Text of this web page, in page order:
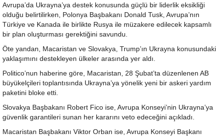
Avrupa’da Ukrayna’ya destek konusunda güçlü bir liderlik eksikliği
olduğu belirtilirken, Polonya Başbakanı Donald Tusk, Avrupa’nın
Türkiye ve Kanada ile birlikte Rusya ile müzakere edilecek kapsamlı
bir plan oluşturması gerektiğini savundu.
Öte yandan, Macaristan ve Slovakya, Trump’ın Ukrayna konusundaki
yaklaşımını destekleyen ülkeler arasında yer aldı.
Politico’nun haberine göre, Macaristan, 28 Şubat’ta düzenlenen AB
büyükelçileri toplantısında Ukrayna’ya yönelik yeni bir askeri yardım
paketini bloke etti.
Slovakya Başbakanı Robert Fico ise, Avrupa Konseyi’nin Ukrayna’ya
güvenlik garantileri sunan her kararını veto edeceğini açıkladı.
Macaristan Başbakanı Viktor Orban ise, Avrupa Konseyi Başkanı